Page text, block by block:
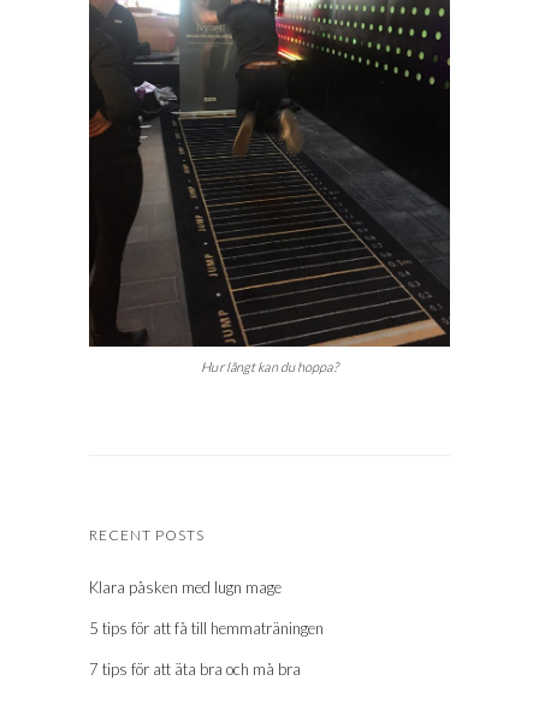
Hur långt kan du hoppa?
RECENT POSTS
Klara påsken med lugn mage
5 tips för att få till hemmaträningen
7 tips för att äta bra och må bra